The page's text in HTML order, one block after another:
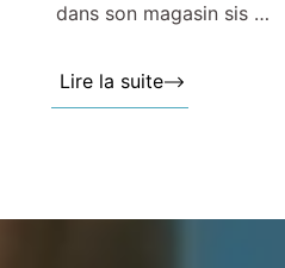
dans son magasin sis …
Lire la suite »